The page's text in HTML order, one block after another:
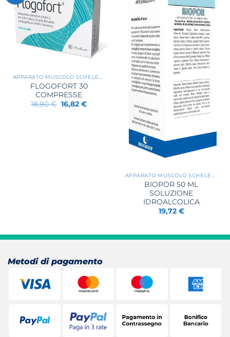
APPARATO MUSCOLO SCHELETRICO
FLOGOFORT 30
COMPRESSE
18,90€ Il
prezzo
16,82 €Il
APPARATO MUSCOLO SCHELETRICO
BIOPOR 50 ML
SOLUZIONE
IDROALCOLICA
19,72 €
Metodi di pagamento